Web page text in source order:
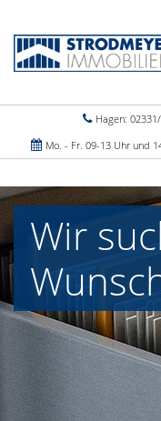
Hagen:
Mo. - Fr. 09-13 Uhr und
Wir